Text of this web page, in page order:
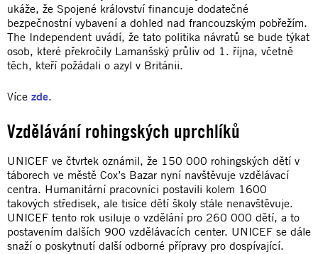
ukáže, že Spojené království financuje dodatečné
bezpečnostní vybavení a dohled nad francouzským pobřežím.
The Independent uvádí, že tato politika návratů se bude týkat
osob, které překročily Lamanšský průliv od 1. října, včetně
těch, kteří požádali o azyl v Británii.
Více zde.
Vzdělávání rohingských uprchlíků
UNICEF ve čtvrtek oznámil, že 150 000 rohingských dětí v
táborech ve městě Cox’s Bazar nyní navštěvuje vzdělávací
centra. Humanitární pracovníci postavili kolem 1600
takových středisek, ale tisíce dětí školy stále nenavštěvuje.
UNICEF tento rok usiluje o vzdělání pro 260 000 dětí, a to
postavením dalších 900 vzdělávacích center. UNICEF se dále
snaží o poskytnutí další odborné přípravy pro dospívající.